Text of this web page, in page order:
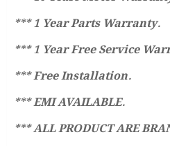
*** 1 Year Parts Warranty.
*** 1 Year Free Service
*** Free Installation.
*** EMI AVAILABLE.
*** ALL PRODUCT ARE